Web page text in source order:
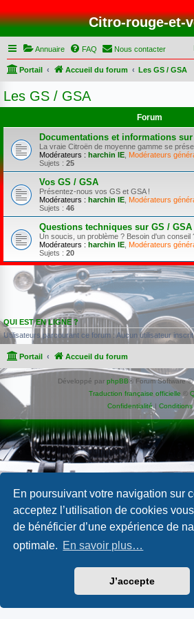
En poursuivant votre navigation sur
acceptez l’utilisation de cookies
de bénéficier d’une expérience de
optimale. En savoir plus…
J’accepte
Citro-rouge-et-
Annuaire FAQ Nous contacter
Portail Accueil du forum Les GS / GSA
Les GS / GSA
Forum
Documentations et informations
La vraie Citroën de moyenne gamme se
Modérateurs : harchin IE Modérateurs
Sujets : 25
Vos GS / GSA
Présentez-nous vos GS et GSA !
Modérateurs : harchin IE Modérateurs
Sujets : 46
Questions techniques sur GS / GSA
Un soucis, un problème ? Besoin d'un conseil
Modérateurs : harchin IE Modérateurs
Sujets : 20
QUI EST EN LIGNE ?
Utilisateurs parcourant ce forum : Aucun utilisateur
Portail Accueil du forum
Développé parphpBB® Forum Software
Traduction française officielle ©
Confidentialité| Conditions